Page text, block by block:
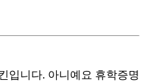
입니다. 아니예요 휴학증명